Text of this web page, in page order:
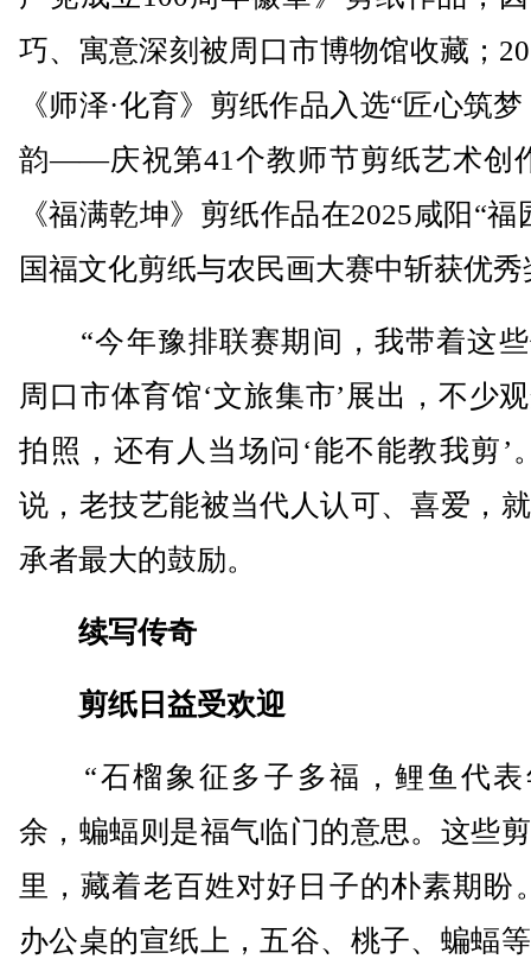
巧、寓意深刻被周口市博物馆收藏；
《师泽·化育》剪纸作品入选“匠心筑
韵——庆祝第41个教师节剪纸艺术创
《福满乾坤》剪纸作品在2025咸阳“福
国福文化剪纸与农民画大赛中斩获优秀
“今年豫排联赛期间，我带着这些
周口市体育馆‘文旅集市’展出，不少
拍照，还有人当场问‘能不能教我剪’
说，老技艺能被当代人认可、喜爱，
承者最大的鼓励。
续写传奇
剪纸日益受欢迎
“石榴象征多子多福，鲤鱼代表
余，蝙蝠则是福气临门的意思。这些
里，藏着老百姓对好日子的朴素期盼
办公桌的宣纸上，五谷、桃子、蝙蝠